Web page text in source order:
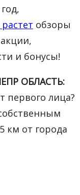
обзоры
и бонусы!
ОБЛАСТЬ:
первого лица?
км от города